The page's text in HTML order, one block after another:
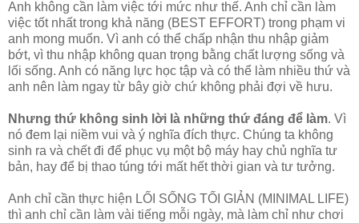
Anh không cần làm việc tới mức như thế. Anh chỉ cần làm
việc tốt nhất trong khả năng (BEST EFFORT) trong phạm vi
anh mong muốn. Vì anh có thể chấp nhận thu nhập giảm
bớt, vì thu nhập không quan trọng bằng chất lượng sống và
lối sống. Anh có năng lực học tập và có thể làm nhiều thứ và
anh nên làm ngay từ bây giờ chứ không phải đợi về hưu.
Nhưng thứ không sinh lời là những thứ đáng để làm. Vì
nó đem lại niềm vui và ý nghĩa đích thực. Chúng ta không
sinh ra và chết đi để phục vụ một bộ máy hay chủ nghĩa tư
bản, hay để bị thao túng tới mất hết thời gian và tư tưởng.
Anh chỉ cần thực hiện LỐI SỐNG TỐI GIẢN (MINIMAL LIFE)
thì anh chỉ cần làm vài tiếng mỗi ngày, mà làm chỉ như chơi